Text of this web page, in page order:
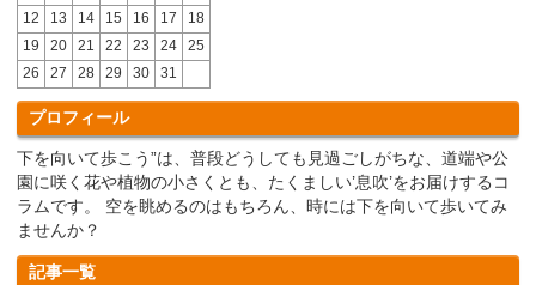
12
13 14 15 16 17
18
19
20 21 22 23 24
25
26
27 28 29 30 31
プロフィール
下を向いて歩こう”は、普段どうしても見過ごしがちな、道端や公
園に咲く花や植物の小さくとも、たくましい’息吹’をお届けするコ
ラムです。 空を眺めるのはもちろん、時には下を向いて歩いてみ
ませんか？
記事一覧